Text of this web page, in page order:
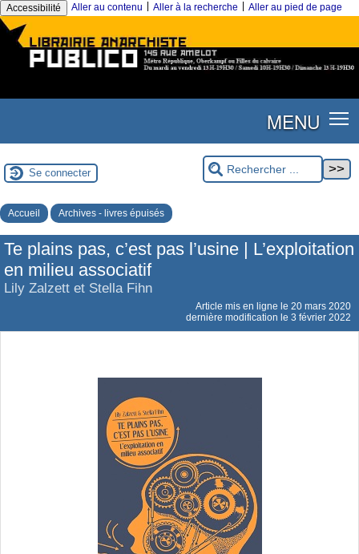
Accessibilité Aller au contenu Aller à la recherche Aller au pied de page
MENU
Se connecter
Accueil Archives - livres épuisés
Te plains pas, c’est pas l’usine | L’exploitation
en milieu associatif
Lily Zalzett et Stella Fihn
Article mis en ligne le 20 mars 2020
dernière modification le 3 février 2022